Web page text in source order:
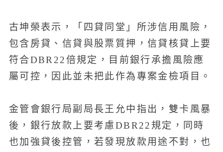
古坤榮表示，「四貸同堂」所涉信用風險，
包含房貸、信貸與股票質押，信貸核貸上要
符合DBR22倍規定，目前銀行承擔風險應
屬可控，因此並未把此作為專案金檢項目。
金管會銀行局副局長王允中指出，雙卡風暴
後，銀行放款上要考慮DBR22規定，同時
也加強貸後控管，若發現放款用途不對，也